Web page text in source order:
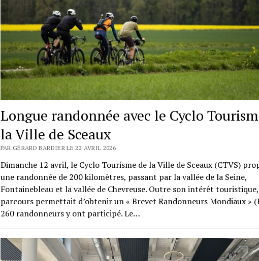
Longue randonnée avec le Cyclo
la Ville de Sceaux
PAR GÉRARD BARDIER LE 22 AVRIL 2026
Dimanche 12 avril, le Cyclo Tourisme de la Ville de Sceaux (CTVS)
une randonnée de 200 kilomètres, passant par la vallée de la Seine,
Fontainebleau et la vallée de Chevreuse. Outre son intérêt
parcours permettait d’obtenir un « Brevet Randonneurs Mondiaux »
260 randonneurs y ont participé. Le…